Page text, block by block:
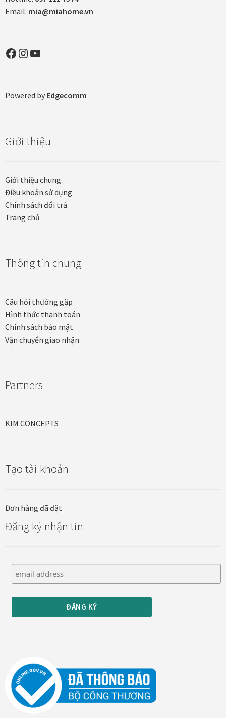
Email: mia@miahome.vn
Facebook
Instagram
YouTube
Powered by Edgecomm
Giới thiệu
Giới thiệu chung
Điều khoản sử dụng
Chính sách đổi trả
Trang chủ
Thông tin chung
Câu hỏi thường gặp
Hình thức thanh toán
Chính sách bảo mật
Vận chuyển giao nhận
Partners
KIM CONCEPTS
Tạo tài khoản
Đơn hàng đã đặt
Đăng ký nhận tin